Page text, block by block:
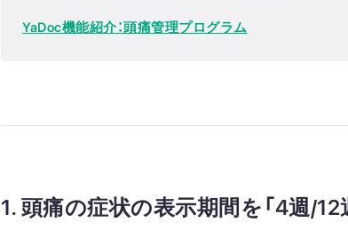
YaDoc機能紹介：頭痛管理プログラム
1. 頭痛の症状の表示期間を「4週/12